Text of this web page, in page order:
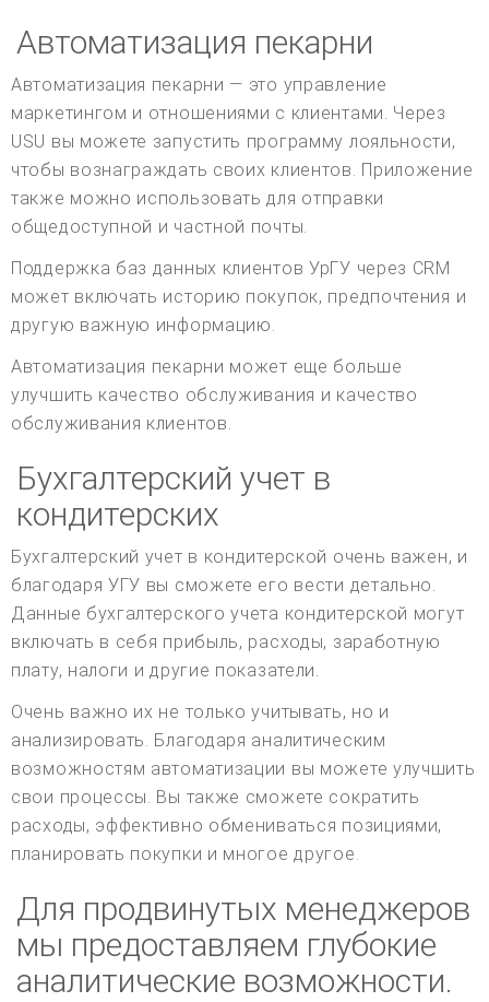
Автоматизация пекарни
Автоматизация пекарни — это управление
маркетингом и отношениями с клиентами. Через
USU вы можете запустить программу лояльности,
чтобы вознаграждать своих клиентов. Приложение
также можно использовать для отправки
общедоступной и частной почты.
Поддержка баз данных клиентов УрГУ через CRM
может включать историю покупок, предпочтения и
другую важную информацию.
Автоматизация пекарни может еще больше
улучшить качество обслуживания и качество
обслуживания клиентов.
Бухгалтерский учет в
кондитерских
Бухгалтерский учет в кондитерской очень важен, и
благодаря УГУ вы сможете его вести детально.
Данные бухгалтерского учета кондитерской могут
включать в себя прибыль, расходы, заработную
плату, налоги и другие показатели.
Очень важно их не только учитывать, но и
анализировать. Благодаря аналитическим
возможностям автоматизации вы можете улучшить
свои процессы. Вы также сможете сократить
расходы, эффективно обмениваться позициями,
планировать покупки и многое другое.
Для продвинутых менеджеров
мы предоставляем глубокие
аналитические возможности.